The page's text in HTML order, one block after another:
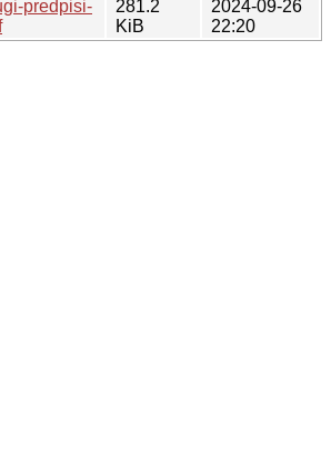
predpisi-
281.2
KiB
2024-09-26
22:20